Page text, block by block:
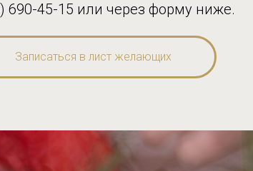
690-45-15 или через форму ниже.
Записаться в лист желающих